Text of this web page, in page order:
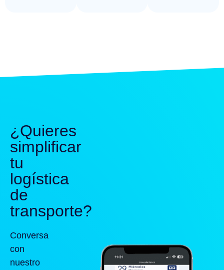
¿Quieres
simplificar
tu
logística
de
transporte?
Conversa
con
nuestro